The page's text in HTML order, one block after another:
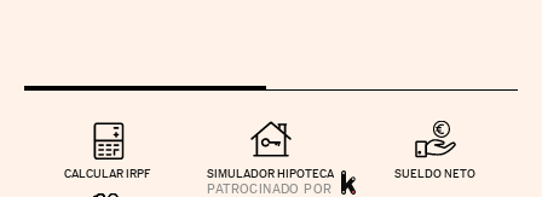
CALCULAR IRPF SIMULADOR HIPOTECA SUELDO NETO